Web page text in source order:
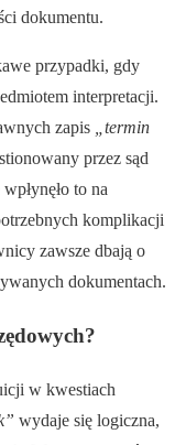
dokumentu.
przypadki, gdy
interpretacji.
zapis
„termin
przez sąd
to na
komplikacji
zawsze dbają o
dokumentach.
w kwestiach
wydaje się logiczna,